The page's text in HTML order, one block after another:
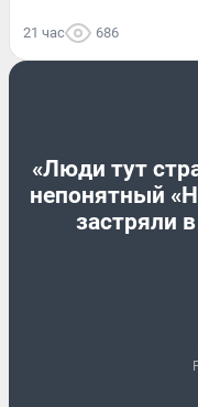
21 час 686
«Люди тут
непонятный
застряли